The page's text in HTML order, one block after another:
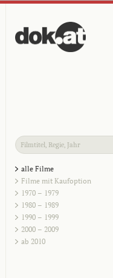
alle Filme
Filme mit Kaufoption
1970 – 1979
1980 – 1989
1990 – 1999
2000 – 2009
ab 2010